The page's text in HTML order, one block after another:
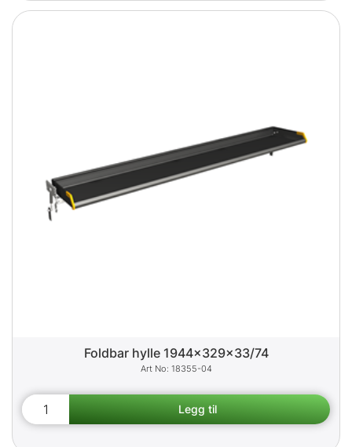
Foldbar hylle 1944x329x33/74
18355-04